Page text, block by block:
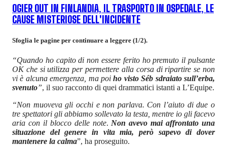
OGIER OUT IN FINLANDIA, IL TRASPORTO IN OSPEDALE, LE
CAUSE MISTERIOSE DELL'INCIDENTE
Sfoglia le pagine per continuare a leggere (1/2).
“Quando ho capito di non essere ferito ho premuto il pulsante
OK che si utilizza per permettere alla corsa di ripartire se non
vi è alcuna emergenza, ma poi ho visto Séb sdraiato sull’erba,
svenuto”, il suo racconto di quei drammatici istanti a L’Equipe.
“Non muoveva gli occhi e non parlava. Con l’aiuto di due o
tre spettatori gli abbiamo sollevato la testa, mentre io gli facevo
aria con il blocco delle note. Non avevo mai affrontato una
situazione del genere in vita mia, però sapevo di dover
mantenere la calma”, ha proseguito.